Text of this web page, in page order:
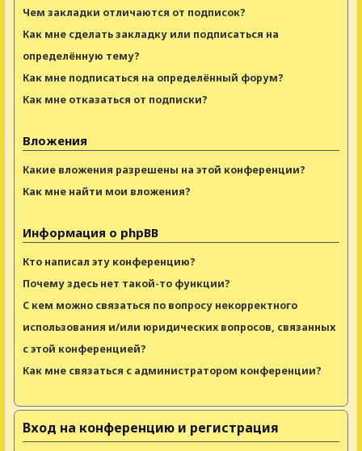
Чем закладки отличаются от подписок?
Как мне сделать закладку или подписаться на
определённую тему?
Как мне подписаться на определённый форум?
Как мне отказаться от подписки?
Вложения
Какие вложения разрешены на этой конференции?
Как мне найти мои вложения?
Информация о phpBB
Кто написал эту конференцию?
Почему здесь нет такой-то функции?
С кем можно связаться по вопросу некорректного
использования и/или юридических вопросов, связанных
с этой конференцией?
Как мне связаться с администратором конференции?
Вход на конференцию и регистрация